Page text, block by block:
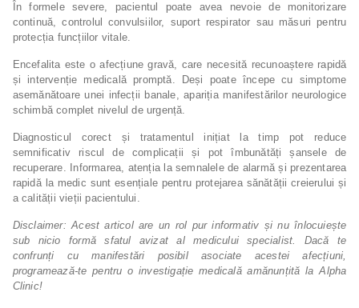
În formele severe, pacientul poate avea nevoie de monitorizare
continuă, controlul convulsiilor, suport respirator sau măsuri pentru
protecția funcțiilor vitale.
Encefalita este o afecțiune gravă, care necesită recunoaștere rapidă
și intervenție medicală promptă. Deși poate începe cu simptome
asemănătoare unei infecții banale, apariția manifestărilor neurologice
schimbă complet nivelul de urgență.
Diagnosticul corect și tratamentul inițiat la timp pot reduce
semnificativ riscul de complicații și pot îmbunătăți șansele de
recuperare. Informarea, atenția la semnalele de alarmă și prezentarea
rapidă la medic sunt esențiale pentru protejarea sănătății creierului și
a calității vieții pacientului.
Disclaimer: Acest articol are un rol pur informativ și nu înlocuiește
sub nicio formă sfatul avizat al medicului specialist. Dacă te
confrunți cu manifestări posibil asociate acestei afecțiuni,
programează-te pentru o investigație medicală amănunțită la Alpha
Clinic!